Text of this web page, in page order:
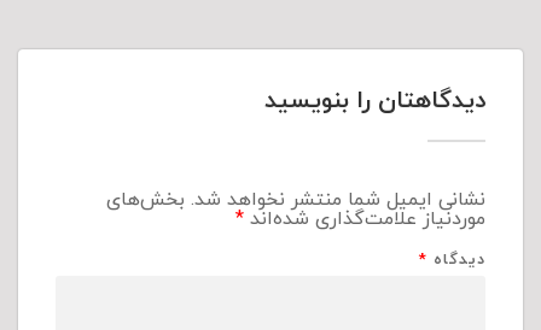
دیدگاهتان را بنویسید
نشانی ایمیل شما منتشر نخواهد شد. بخش‌های
موردنیاز علامت‌گذاری شده‌اند*
دیدگاه *